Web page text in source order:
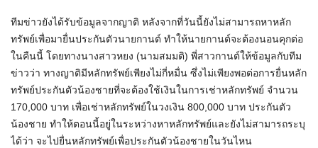
ทีมข่าวยังได้รับข้อมูลจากญาติ หลังจากที่วันนี้ยังไม่สามารถหาหลัก
ทรัพย์เพื่อมายื่นประกันตัวนายกานต์ ทำให้นายกานต์จะต้องนอนคุกต่อ
ในคืนนี้ โดยทางนางสาวหยง (นามสมมติ) พี่สาวกานต์ให้ข้อมูลกับทีม
ข่าวว่า ทางญาติมีหลักทรัพย์เพียงไม่กี่หมื่น ซึ่งไม่เพียงพอต่อการยื่นหลัก
ทรัพย์ประกันตัวน้องชายที่จะต้องใช้เงินในการเช่าหลักทรัพย์ จำนวน
170,000 บาท เพื่อเช่าหลักทรัพย์ในวงเงิน 800,000 บาท ประกันตัว
น้องชาย ทำให้ตอนนี้อยู่ในระหว่างหาหลักทรัพย์และยังไม่สามารถระบุ
ได้ว่า จะไปยื่นหลักทรัพย์เพื่อประกันตัวน้องชายในวันไหน